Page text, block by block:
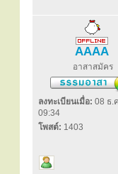
AAAA
อาสาสมัคร
ลงทะเบียนเมื่อ: 08 ธ.
09:34
โพสต์: 1403